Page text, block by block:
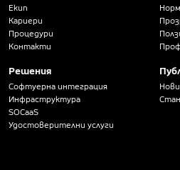
Екип
Кариери
Процедури
Контакти
Решения
Софтуерна интеграция
Инфраструктура
SOCaaS
Удостоверителни услуги